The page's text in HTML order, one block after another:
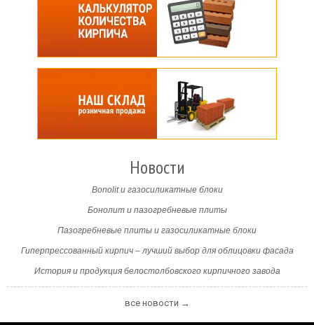
Новости
Bonolit и газосиликатные блоки
Бонолит и пазогребневые плиты
Пазогребневые плиты и газосиликатные блоки
Гиперпрессованный кирпич – лучший выбор для облицовки фасада
История и продукция белостолбовского кирпичного завода
все новости →